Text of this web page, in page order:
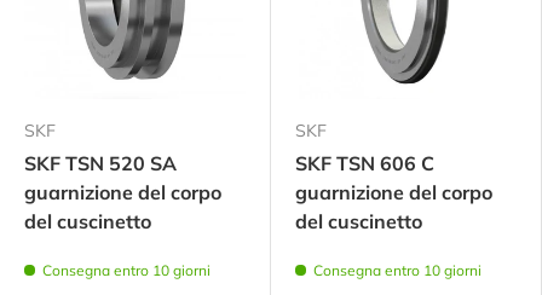
SKF
SKF TSN 520 SA
guarnizione del corpo
del cuscinetto
Consegna entro 10 giorni
SKF
SKF TSN 606 C
guarnizione del corpo
del cuscinetto
Consegna entro 10 giorni